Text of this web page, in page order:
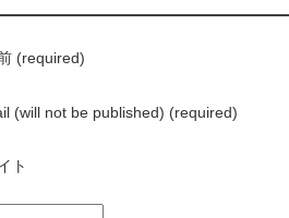
(required)
(will not be published) (required)
ト